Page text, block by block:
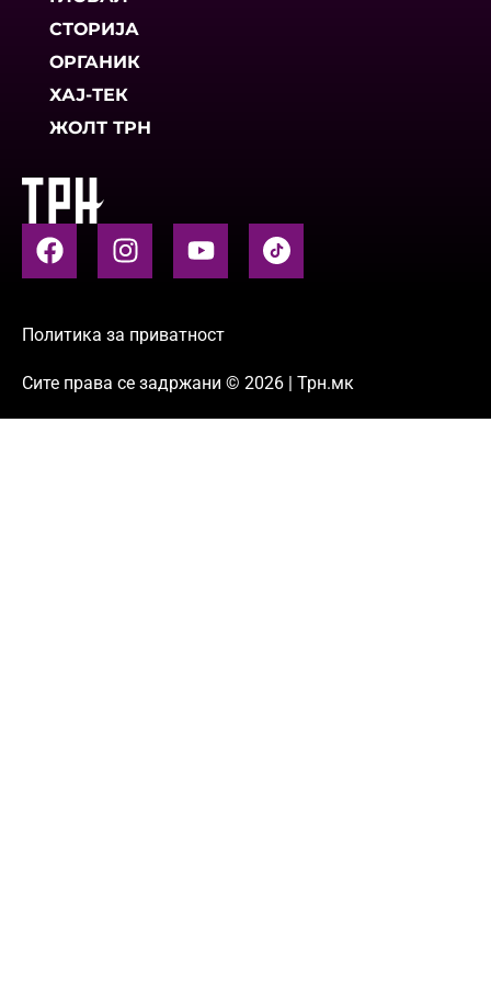
СТОРИЈА
ОРГАНИК
ХАЈ-ТЕК
ЖОЛТ ТРН
Политика за приватност
Сите права се задржани © 2026 | Трн.мк